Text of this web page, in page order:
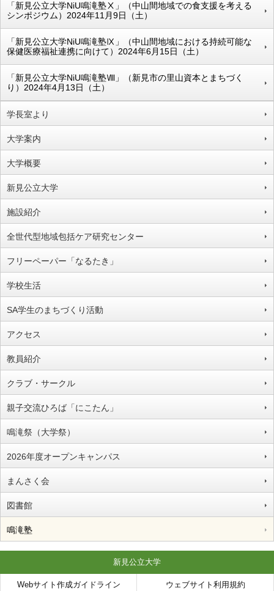
学長室より
大学案内
大学概要
新見公立大学
施設紹介
全世代型地域包括ケア研究センター
フリーペーパー「なるたき」
学校生活
SA学生のまちづくり活動
アクセス
教員紹介
クラブ・サークル
親子交流ひろば「にこたん」
鳴滝祭（大学祭）
2026年度オープンキャンパス
まんさく会
図書館
鳴滝塾
「新見公立大学NiU鳴滝塾Ⅹ」（中山間地域での食支援を考える
シンポジウム）2024年11月9日（土）
「新見公立大学NiU鳴滝塾Ⅸ」（中山間地域における持続可能な
保健医療福祉連携に向けて）2024年6月15日（土）
「新見公立大学NiU鳴滝塾Ⅷ」（新見市の里山資本とまちづく
り）2024年4月13日（土）
新見公立大学
Webサイト作成ガイドライン ウェブサイト利用規約